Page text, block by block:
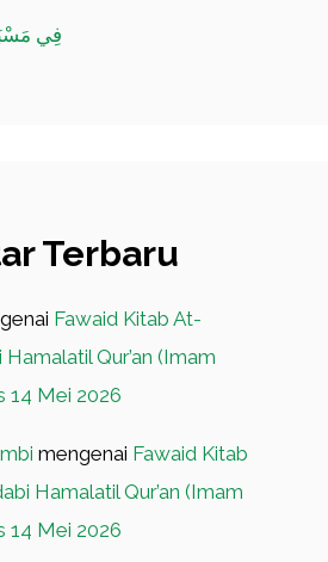
فِي
Terbaru
Fawaid Kitab At-
Qur’an (Imam
14 Mei 2026
mengenai Fawaid Kitab
Hamalatil Qur’an (Imam
14 Mei 2026